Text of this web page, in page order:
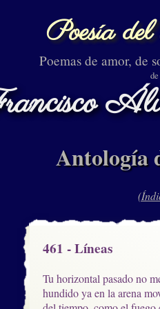
Poesía
Poemas de amor, de
de
Antología
461 - Líneas
Tu horizontal pasado no
hundido ya en la arena